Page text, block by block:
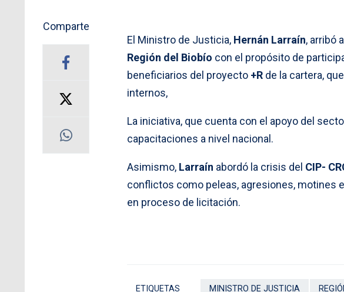
Comparte
El Ministro de Justicia, Hernán Larraín, arribó
Región del Biobío con el propósito de
beneficiarios del proyecto +R de la cartera,
internos,
La iniciativa, que cuenta con el apoyo del
capacitaciones a nivel nacional.
Asimismo, Larraín abordó la crisis del CIP-
conflictos como peleas, agresiones, motines
en proceso de licitación.
ETIQUETAS MINISTRO DE JUSTICIA